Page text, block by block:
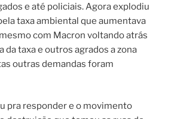
e até policiais. Agora explodiu
taxa ambiental que aumentava
com Macron voltando atrás
da taxa e outros agrados a zona
outras demandas foram
pra responder e o movimento